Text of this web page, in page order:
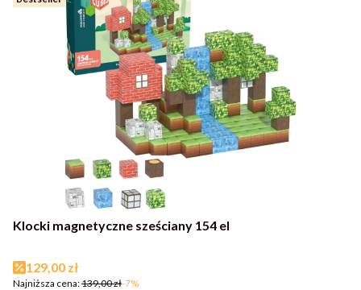
Klocki magnetyczne sześciany 154 el
Cena promocyjna
129,00 zł
Najniższa cena:139,00 zł-7%